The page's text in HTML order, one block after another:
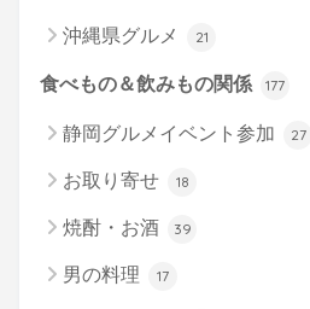
沖縄県グルメ 21
食べもの＆飲みもの関係 177
静岡グルメイベント参加 27
お取り寄せ 18
焼酎・お酒 39
男の料理 17